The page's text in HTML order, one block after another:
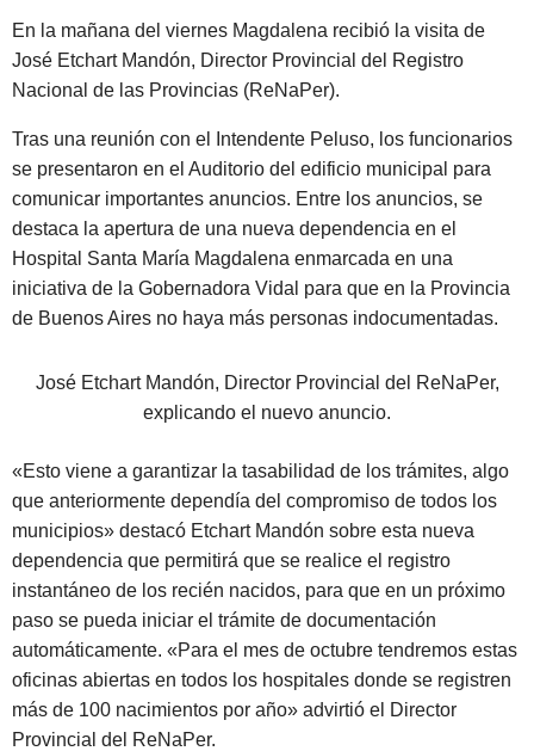
En la mañana del viernes Magdalena recibió la visita de
José Etchart Mandón, Director Provincial del Registro
Nacional de las Provincias (ReNaPer).
Tras una reunión con el Intendente Peluso, los funcionarios
se presentaron en el Auditorio del edificio municipal para
comunicar importantes anuncios. Entre los anuncios, se
destaca la apertura de una nueva dependencia en el
Hospital Santa María Magdalena enmarcada en una
iniciativa de la Gobernadora Vidal para que en la Provincia
de Buenos Aires no haya más personas indocumentadas.
José Etchart Mandón, Director Provincial del ReNaPer,
explicando el nuevo anuncio.
«Esto viene a garantizar la tasabilidad de los trámites, algo
que anteriormente dependía del compromiso de todos los
municipios» destacó Etchart Mandón sobre esta nueva
dependencia que permitirá que se realice el registro
instantáneo de los recién nacidos, para que en un próximo
paso se pueda iniciar el trámite de documentación
automáticamente. «Para el mes de octubre tendremos estas
oficinas abiertas en todos los hospitales donde se registren
más de 100 nacimientos por año» advirtió el Director
Provincial del ReNaPer.